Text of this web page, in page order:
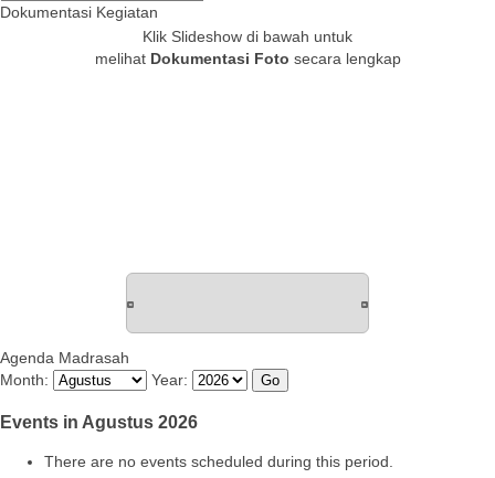
Dokumentasi Kegiatan
Klik Slideshow di bawah untuk
melihat Dokumentasi Foto secara lengkap
Agenda Madrasah
Month:
Year:
Events in Agustus 2026
There are no events scheduled during this period.